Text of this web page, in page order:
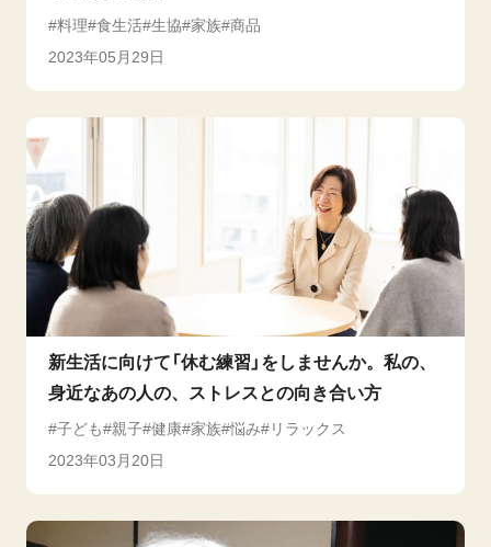
料理 食生活 生協 家族 商品
2023年05月29日
新生活に向けて「休む練習」をしませんか。私の、
身近なあの人の、ストレスとの向き合い方
子ども 親子 健康 家族 悩み
リラックス
2023年03月20日